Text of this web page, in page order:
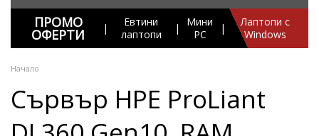
ПРОМО
ОФЕРТИ |
Евтини
лаптопи
|
Мини
PC
|
Лаптопи с
Windows
Начало
Сървър HPE ProLiant